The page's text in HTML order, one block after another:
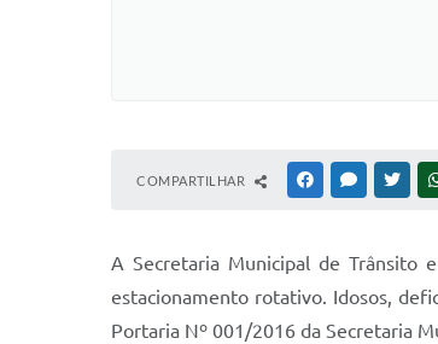
COMPARTILHAR FACEBOOKMESSENGER
A Secretaria Municipal de Trânsito
estacionamento rotativo. Idosos,
Portaria Nº 001/2016 da Secretaria